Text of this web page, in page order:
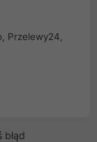
Przelewy24,
błąd